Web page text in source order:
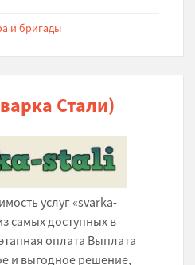
и бригады
Стали)
услуг «svarka-
самых доступных в
оплата Выплата
и выгодное решение,